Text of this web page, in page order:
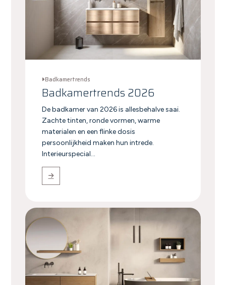
Badkamertrends
Badkamertrends 2026
De badkamer van 2026 is allesbehalve saai.
Zachte tinten, ronde vormen, warme
materialen en een flinke dosis
persoonlijkheid maken hun intrede.
Interieurspecial...